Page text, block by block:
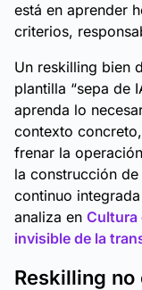
está en aprender
criterios,
Un reskilling bien
plantilla “sepa de
aprenda lo
contexto
frenar la
la construcción
continuo
analiza en Cultura
invisible de la
Reskilling